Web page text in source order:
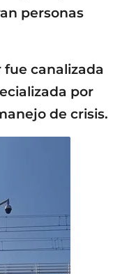
personas
canalizada
por
de crisis.